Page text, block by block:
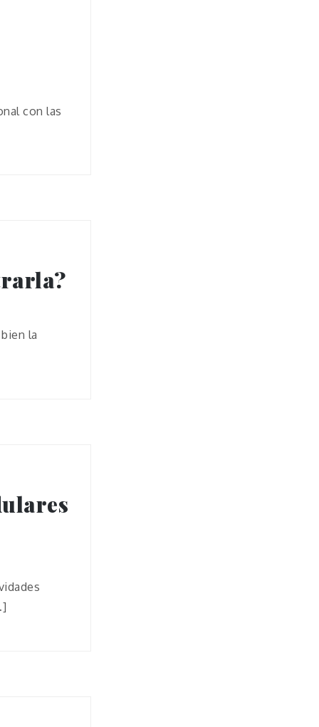
con las
la